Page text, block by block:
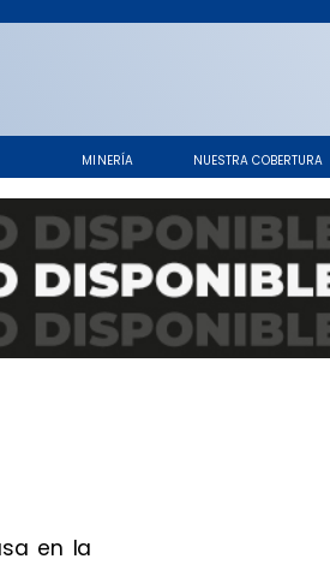
MINERÍA NUESTRA COBERTURA
en la